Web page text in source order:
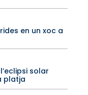
en un xoc a
solar
platja